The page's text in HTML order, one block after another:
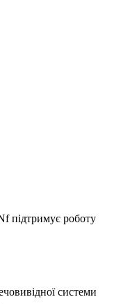
підтримує роботу
системи